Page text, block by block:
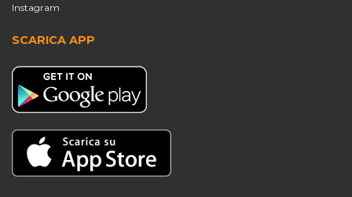
Instagram
SCARICA APP